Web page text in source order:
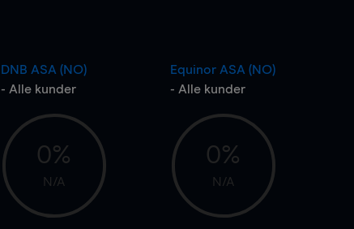
DNB ASA (NO)
- Alle kunder
0%
N/A
Equinor ASA (NO)
- Alle kunder
0%
N/A